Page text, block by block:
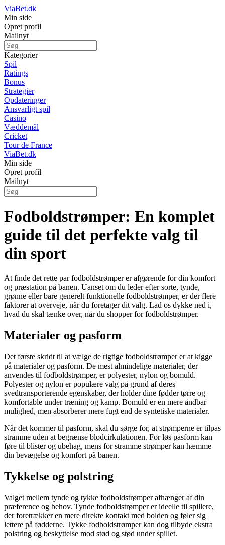
ViaBet.dk
Min side
Opret profil
Mailnyt
Kategorier
Spil
Ratings
Bonus
Strategier
Opdateringer
Ansvarligt spil
Casino
Væddemål
Cricket
Tour de France
ViaBet.dk
Min side
Opret profil
Mailnyt
Fodboldstrømper: En komplet
guide til det perfekte valg til
din sport
At finde det rette par fodboldstrømper er afgørende for din komfort
og præstation på banen. Uanset om du leder efter sorte, tynde,
grønne eller bare generelt funktionelle fodboldstrømper, er der flere
faktorer at overveje, når du foretager dit valg. Lad os dykke ned i,
hvad du skal tænke over, når du shopper for fodboldstrømper.
Materialer og pasform
Det første skridt til at vælge de rigtige fodboldstrømper er at kigge
på materialer og pasform. De mest almindelige materialer, der
anvendes til fodboldstrømper, er polyester, nylon og bomuld.
Polyester og nylon er populære valg på grund af deres
svedtransporterende egenskaber, der holder dine fødder tørre og
komfortable under træning og kamp. Bomuld er en mere åndbar
mulighed, men absorberer mere fugt end de syntetiske materialer.
Når det kommer til pasform, skal du sørge for, at strømperne er tilpas
stramme uden at begrænse blodcirkulationen. For løs pasform kan
føre til blister og ubehag, mens for stramme strømper kan hæmme
din bevægelse og komfort på banen.
Tykkelse og polstring
Valget mellem tynde og tykke fodboldstrømper afhænger af din
præference og behov. Tynde fodboldstrømper er ideelle til spillere,
der foretrækker en mere direkte kontakt med bolden og føler sig
lettere på fødderne. Tykke fodboldstrømper kan dog tilbyde ekstra
polstring og beskyttelse mod stød og stød under spillet.